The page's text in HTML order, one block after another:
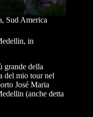
, Sud America
in
grande della
del mio tour nel
José Maria
(anche detta